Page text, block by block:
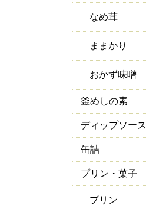
なめ茸
ままかり
おかず味噌
釜めしの素
ディップソース
缶詰
プリン・菓子
プリン